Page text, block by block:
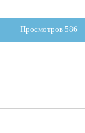
Просмотров 586